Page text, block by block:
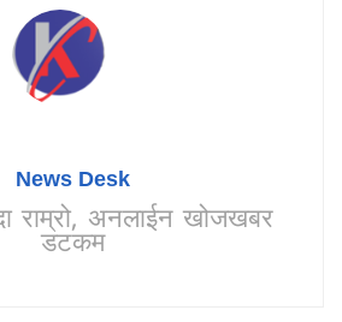
News Desk
राम्रो, अनलाईन खोजखबर
डटकम